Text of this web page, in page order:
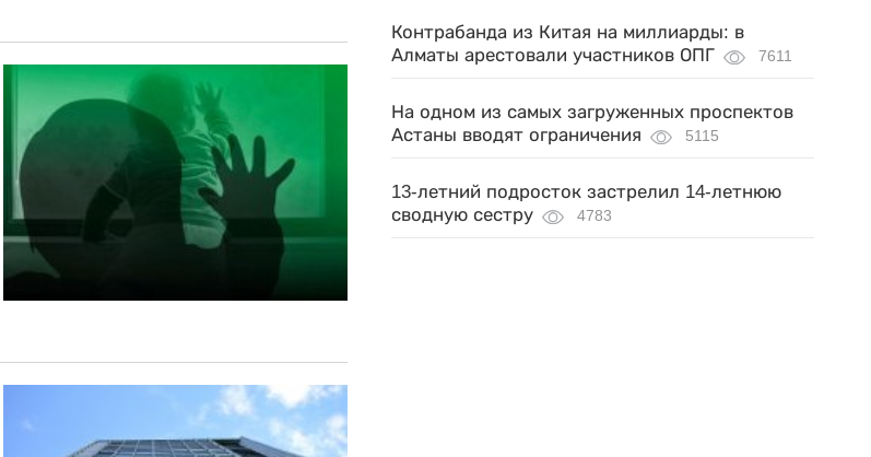
Контрабанда из Китая на миллиарды: в
Алматы арестовали участников ОПГ
7611
На одном из самых загруженных проспектов
Астаны вводят ограничения
5115
13-летний подросток застрелил 14-летнюю
сводную сестру
4783